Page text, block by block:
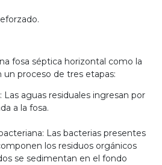
fosa séptica horizontal como la
un proceso de tres etapas:
Las aguas residuales ingresan por
a la fosa.
Las bacterias presentes
los residuos orgánicos
se sedimentan en el fondo